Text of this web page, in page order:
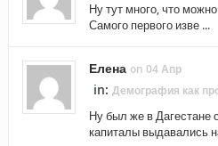
Ну тут много, что
Самого первого изве ...
Елена on 04 Апр
in: Демография как
Ну был же в Дагестане
капиталы выдавались